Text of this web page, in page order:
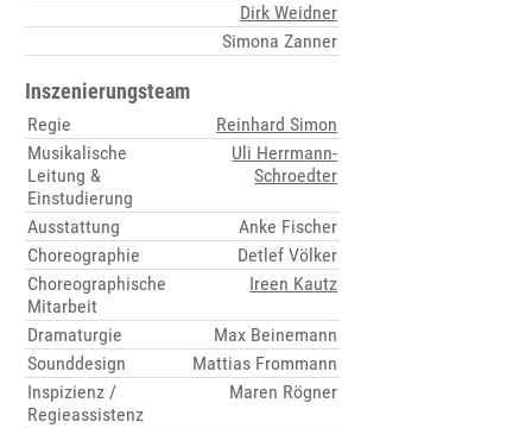
Dirk Weidner
Simona Zanner
Inszenierungsteam
Regie
Reinhard Simon
Musikalische
Leitung &
Einstudierung
Uli Herrmann-
Schroedter
Ausstattung
Anke Fischer
Choreographie
Detlef Völker
Choreographische
Mitarbeit
Ireen Kautz
Dramaturgie
Max Beinemann
Sounddesign
Mattias Frommann
Inspizienz /
Regieassistenz
Maren Rögner